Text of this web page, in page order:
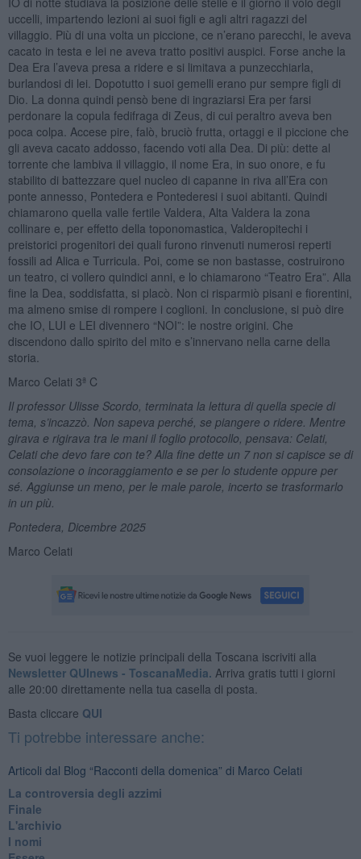
uccelli, impartendo lezioni ai suoi figli e agli altri ragazzi del
villaggio. Più di una volta un piccione, ce n’erano parecchi, le aveva
cacato in testa e lei ne aveva tratto positivi auspici. Forse anche la
Dea Era l’aveva presa a ridere e si limitava a punzecchiarla,
burlandosi di lei. Dopotutto i suoi gemelli erano pur sempre figli di
Dio. La donna quindi pensò bene di ingraziarsi Era per farsi
perdonare la copula fedifraga di Zeus, di cui peraltro aveva ben
poca colpa. Accese pire, falò, bruciò frutta, ortaggi e il piccione che
gli aveva cacato addosso, facendo voti alla Dea. Di più: dette al
torrente che lambiva il villaggio, il nome Era, in suo onore, e fu
stabilito di battezzare quel nucleo di capanne in riva all’Era con
ponte annesso, Pontedera e Pontederesi i suoi abitanti. Quindi
chiamarono quella valle fertile Valdera, Alta Valdera la zona
collinare e, per effetto della toponomastica, Valderopitechi i
preistorici progenitori dei quali furono rinvenuti numerosi reperti
fossili ad Alica e Turricula. Poi, come se non bastasse, costruirono
un teatro, ci vollero quindici anni, e lo chiamarono “Teatro Era”. Alla
fine la Dea, soddisfatta, si placò. Non ci risparmiò pisani e fiorentini,
ma almeno smise di rompere i coglioni. In conclusione, si può dire
che IO, LUI e LEI divennero “NOI”: le nostre origini. Che
discendono dallo spirito del mito e s’innervano nella carne della
storia.
Marco Celati 3ª C
Il professor Ulisse Scordo, terminata la lettura di quella specie di
tema, s’incazzò . Non sapeva perché, se piangere o ridere. Mentre
girava e rigirava tra le mani il foglio protocollo, pensava: Celati,
Celati che devo fare con te? Alla fine dette un 7 non si capisce se di
consolazione o incoraggiamento e se per lo studente oppure per
sé . Aggiunse un meno, per le male parole, incerto se trasformarlo
in un più.
Pontedera, Dicembre 2025
Marco Celati
Se vuoi leggere le notizie principali della Toscana iscriviti alla
Newsletter QUInews - ToscanaMedia. Arriva gratis tutti i giorni
alle 20:00 direttamente nella tua casella di posta.
Basta cliccare QUI
Ti potrebbe interessare anche:
Articoli dal Blog “Racconti della domenica” di Marco Celati
La controversia degli azzimi
Finale
L'archivio
I nomi